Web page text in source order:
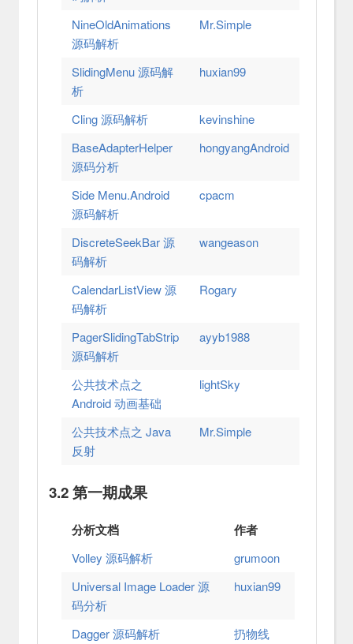
NineOldAnimations
源码解析
Mr.Simple
SlidingMenu 源码解
析
huxian99
Cling 源码解析
kevinshine
BaseAdapterHelper
源码分析
hongyangAndroid
Side Menu.Android
源码解析
cpacm
DiscreteSeekBar 源
码解析
wangeason
CalendarListView 源
码解析
Rogary
PagerSlidingTabStrip
源码解析
ayyb1988
公共技术点之
Android 动画基础
lightSky
公共技术点之 Java
反射
Mr.Simple
3.2 第一期成果
分析文档 作者
Volley 源码解析
grumoon
Universal Image Loader 源
码分析
huxian99
Dagger 源码解析
扔物线